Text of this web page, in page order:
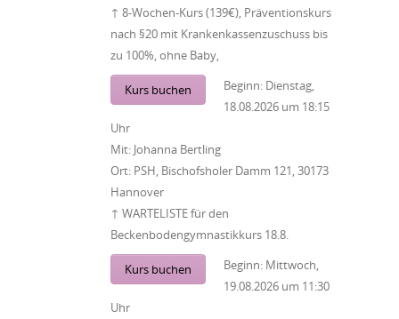
↑ 8-Wochen-Kurs (139€), Präventionskurs
nach §20 mit Krankenkassenzuschuss bis
zu 100%, ohne Baby,
Kurs buchen Beginn: Dienstag,
18.08.2026 um 18:15
Uhr
Mit: Johanna Bertling
Ort: PSH, Bischofsholer Damm 121, 30173
Hannover
↑ WARTELISTE für den
Beckenbodengymnastikkurs 18.8.
Kurs buchen Beginn: Mittwoch,
19.08.2026 um 11:30
Uhr